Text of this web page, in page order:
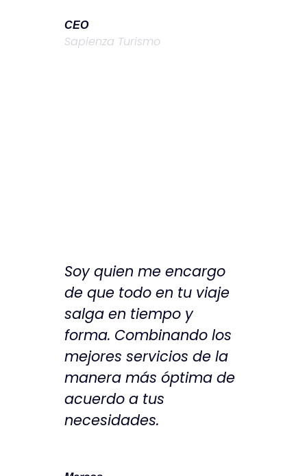
CEO
Sapienza Turismo
Soy quien me encargo
de que todo en tu viaje
salga en tiempo y
forma. Combinando los
mejores servicios de la
manera más óptima de
acuerdo a tus
necesidades.